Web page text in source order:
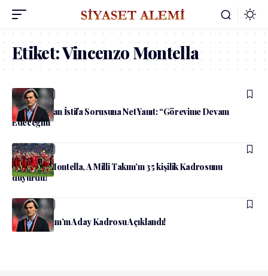
Etiket:Vincenzo Montella
admin Spor
Montella’dan İstifa Sorusuna Net Yanıt: “Görevime Devam
Edeceğim”
admin Spor
Vincenzo Montella, A Milli Takım’ın 35 kişilik Kadrosunu
duyurdu!
admin Spor
A Milli Takım’ın Aday Kadrosu Açıklandı!